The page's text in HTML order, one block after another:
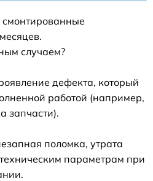
смонтированные
случаем?
дефекта, который
работой (например,
запчасти).
поломка, утрата
параметрам при